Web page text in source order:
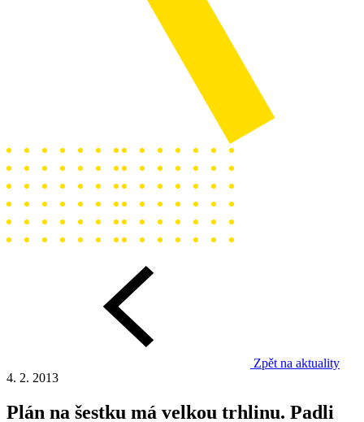
Zpět na aktuality
4. 2. 2013
Plán na šestku má velkou trhlinu. Padli